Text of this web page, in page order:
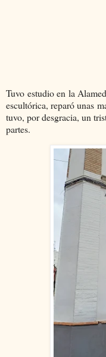
Tuvo estudio en la
escultórica, reparó unas
tuvo, por desgracia, un
partes.